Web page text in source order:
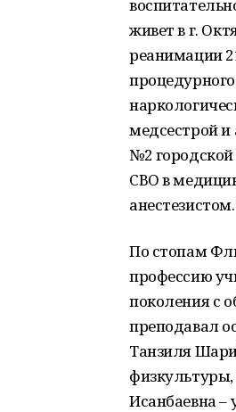
живет в г.
реанимации
медсестрой и
№2
СВО в
По стопам
профессию
поколения с
преподавал
Танзиля
физкультуры,
Исанбаевна –